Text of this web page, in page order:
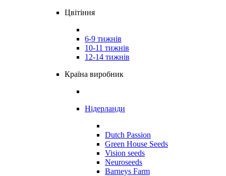
Цвітіння
6-9 тижнів
10-11 тижнів
12-14 тижнів
Країна виробник
Нідерланди
Dutch Passion
Green House Seeds
Vision seeds
Neuroseeds
Barneys Farm